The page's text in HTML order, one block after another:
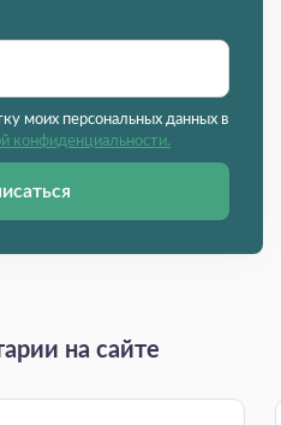
моих персональных данных в
конфиденциальности.
на сайте